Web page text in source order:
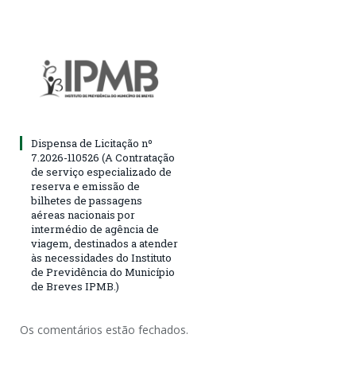
Dispensa de Licitação nº
7.2026-110526 (A Contratação
de serviço especializado de
reserva e emissão de
bilhetes de passagens
aéreas nacionais por
intermédio de agência de
viagem, destinados a atender
às necessidades do Instituto
de Previdência do Município
de Breves IPMB.)
Os comentários estão fechados.